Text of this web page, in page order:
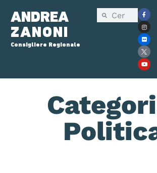
ANDREA
ZANONI
Consigliere Regionale